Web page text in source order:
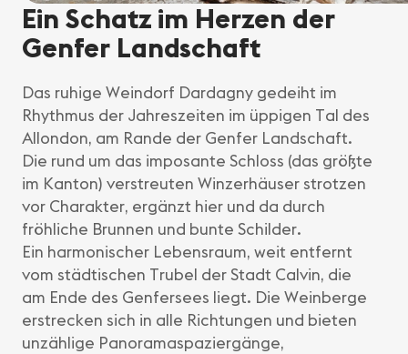
Ein Schatz im Herzen der
Genfer Landschaft
Das ruhige Weindorf Dardagny gedeiht im
Rhythmus der Jahreszeiten im üppigen Tal des
Allondon, am Rande der Genfer Landschaft.
Die rund um das imposante Schloss (das größte
im Kanton) verstreuten Winzerhäuser strotzen
vor Charakter, ergänzt hier und da durch
fröhliche Brunnen und bunte Schilder.
Ein harmonischer Lebensraum, weit entfernt
vom städtischen Trubel der Stadt Calvin, die
am Ende des Genfersees liegt. Die Weinberge
erstrecken sich in alle Richtungen und bieten
unzählige Panoramaspaziergänge,